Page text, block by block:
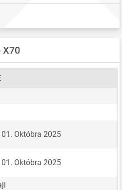
X70
01. Októbra 2025
01. Októbra 2025